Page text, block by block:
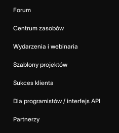
Forum
Centrum zasobów
Wydarzenia i webinaria
Szablony projektów
Sukces klienta
Dla programistów / interfejs API
Partnerzy